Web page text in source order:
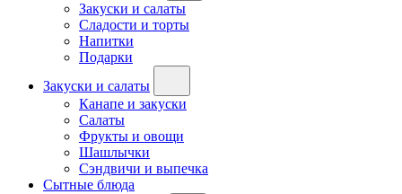
Закуски и салаты
Сладости и торты
Напитки
Подарки
Закуски и салаты
Канапе и закуски
Салаты
Фрукты и овощи
Шашлычки
Сэндвичи и выпечка
Сытные блюда